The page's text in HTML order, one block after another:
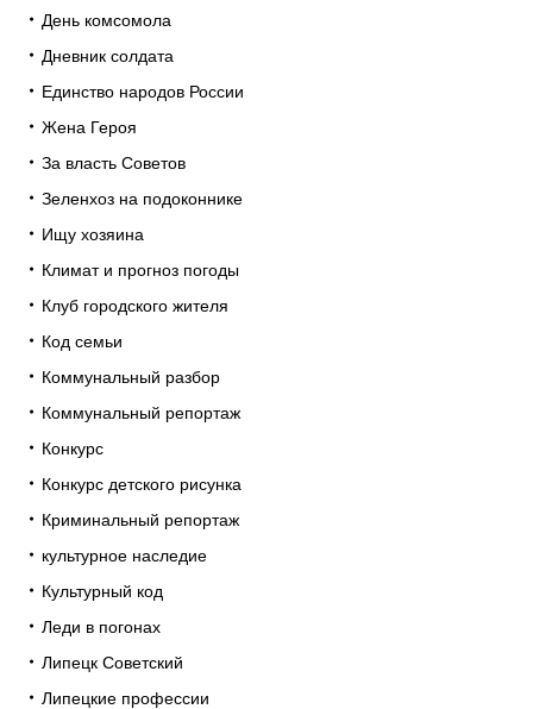
День комсомола
Дневник солдата
Единство народов России
Жена Героя
За власть Советов
Зеленхоз на подоконнике
Ищу хозяина
Климат и прогноз погоды
Клуб городского жителя
Код семьи
Коммунальный разбор
Коммунальный репортаж
Конкурс
Конкурс детского рисунка
Криминальный репортаж
культурное наследие
Культурный код
Леди в погонах
Липецк Советский
Липецкие профессии